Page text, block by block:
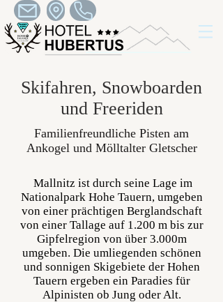
Skifahren, Snowboarden
und Freeriden
Familienfreundliche Pisten am
Ankogel und Mölltalter Gletscher
Mallnitz ist durch seine Lage im
Nationalpark Hohe Tauern, umgeben
von einer prächtigen Berglandschaft
von einer Tallage auf 1.200 m bis zur
Gipfelregion von über 3.000m
umgeben. Die umliegenden schönen
und sonnigen Skigebiete der Hohen
Tauern ergeben ein Paradies für
Alpinisten ob Jung oder Alt.